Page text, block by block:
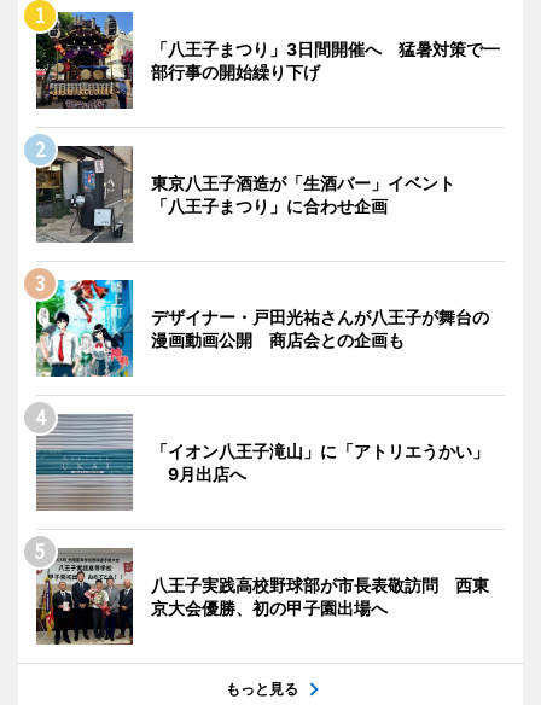
「八王子まつり」3日間開催へ 猛暑対策で一
部行事の開始繰り下げ
東京八王子酒造が「生酒バー」イベント
「八王子まつり」に合わせ企画
デザイナー・戸田光祐さんが八王子が舞台の
漫画動画公開 商店会との企画も
「イオン八王子滝山」に「アトリエうかい」
9月出店へ
八王子実践高校野球部が市長表敬訪問 西東
京大会優勝、初の甲子園出場へ
もっと見る